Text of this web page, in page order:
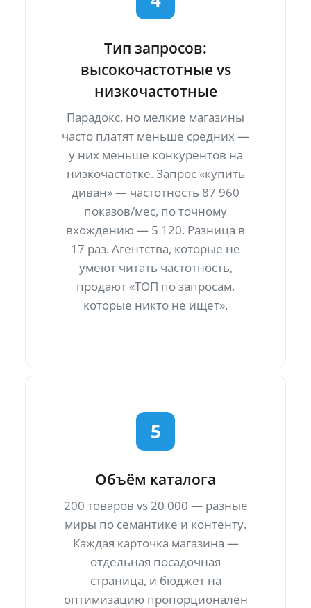
Тип запросов:
высокочастотные vs
низкочастотные
Парадокс, но мелкие магазины
часто платят меньше средних —
у них меньше конкурентов на
низкочастотке. Запрос «купить
диван» — частотность 87 960
показов/мес, по точному
вхождению — 5 120. Разница в
17 раз. Агентства, которые не
умеют читать частотность,
продают «ТОП по запросам,
которые никто не ищет».
5
Объём каталога
200 товаров vs 20 000 — разные
миры по семантике и контенту.
Каждая карточка магазина —
отдельная посадочная
страница, и бюджет на
оптимизацию пропорционален